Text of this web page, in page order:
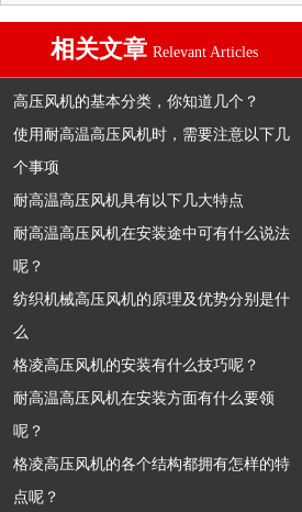
相关文章 Relevant Articles
高压风机的基本分类，你知道几个？
使用耐高温高压风机时，需要注意以下几
个事项
耐高温高压风机具有以下几大特点
耐高温高压风机在安装途中可有什么说法
呢？
纺织机械高压风机的原理及优势分别是什
么
格凌高压风机的安装有什么技巧呢？
耐高温高压风机在安装方面有什么要领
呢？
格凌高压风机的各个结构都拥有怎样的特
点呢？